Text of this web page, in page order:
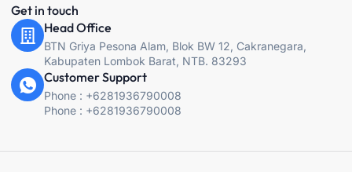
Get in touch
Head Office
BTN Griya Pesona Alam, Blok BW 12, Cakranegara,
Kabupaten Lombok Barat, NTB. 83293
Customer Support
Phone : +6281936790008
Phone : +6281936790008